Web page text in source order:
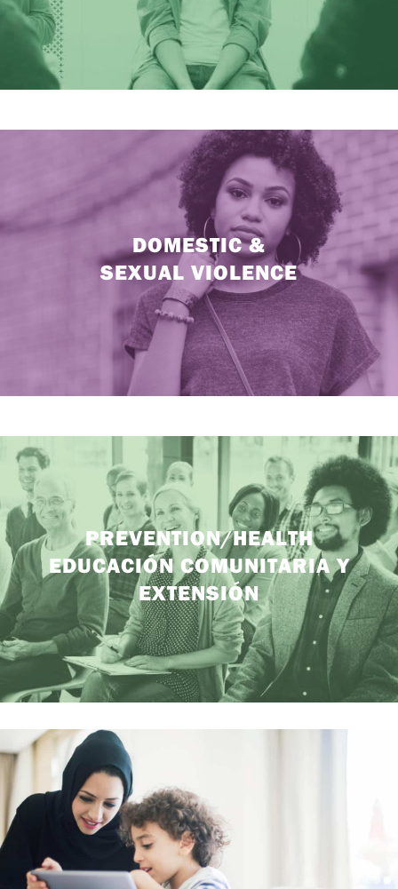
DOMESTIC &
SEXUAL VIOLENCE
PREVENTION/HEALTH
EDUCACIÓN COMUNITARIA Y
EXTENSIÓN